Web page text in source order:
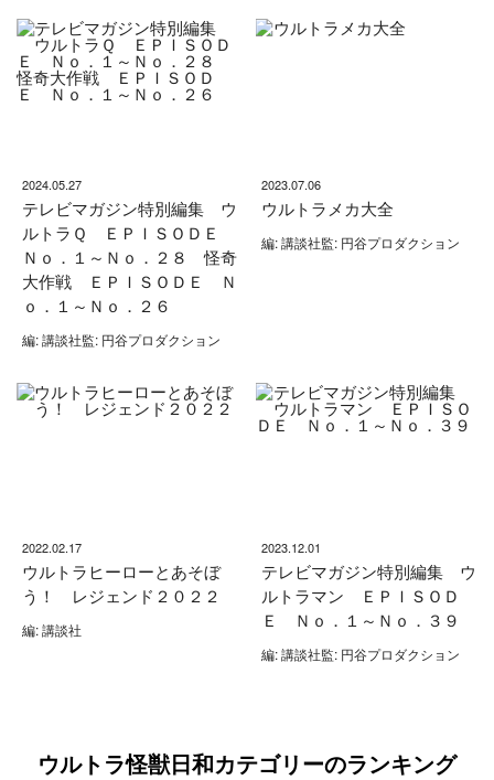
2024.05.27
テレビマガジン特別編集 ウ
ルトラＱ ＥＰＩＳＯＤＥ
Ｎｏ．１～Ｎｏ．２８ 怪奇
大作戦 ＥＰＩＳＯＤＥ Ｎ
ｏ．１～Ｎｏ．２６
編: 講談社監: 円谷プロダクション
2023.07.06
ウルトラメカ大全
編: 講談社監: 円谷プロダクション
2022.02.17
ウルトラヒーローとあそぼ
う！ レジェンド２０２２
編: 講談社
2023.12.01
テレビマガジン特別編集 ウ
ルトラマン ＥＰＩＳＯＤ
Ｅ Ｎｏ．１～Ｎｏ．３９
編: 講談社監: 円谷プロダクション
ウルトラ怪獣日和カテゴリーのランキング